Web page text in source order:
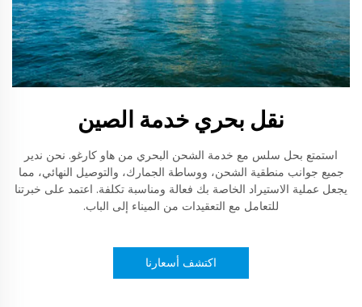
نقل بحري خدمة الصين
استمتع بحل سلس مع خدمة الشحن البحري من هاو كارغو. نحن ندير
جميع جوانب منطقية الشحن، ووساطة الجمارك، والتوصيل النهائي، مما
يجعل عملية الاستيراد الخاصة بك فعالة ومناسبة تكلفة. اعتمد على خبرتنا
للتعامل مع التعقيدات من الميناء إلى الباب.
اكتشف أسعارنا